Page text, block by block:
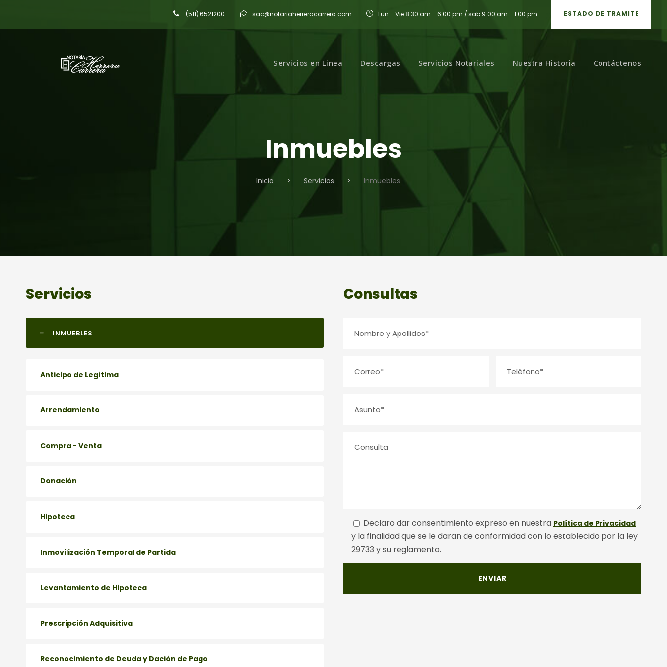
ESTADO DE TRAMITE
(511) 6521200 · sac@notariaherreracarrera.com · Lun - Vie 8:30 am - 6:00 pm / sab 9:00 am - 1:00 pm
Servicios en Linea Descargas Servicios Notariales Nuestra Historia Contáctenos
Inmuebles
Inicio > Servicios > Inmuebles
Servicios
INMUEBLES
Anticipo de Legítima
Arrendamiento
Compra - Venta
Donación
Hipoteca
Inmovilización Temporal de Partida
Levantamiento de Hipoteca
Prescripción Adquisitiva
Reconocimiento de Deuda y Dación de Pago
Consultas
Declaro dar consentimiento expreso en nuestra Política de Privacidad
y la finalidad que se le daran de conformidad con lo establecido por la ley
29733 y su reglamento.